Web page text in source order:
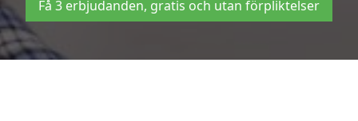
Få 3 erbjudanden, gratis och utan förpliktelser